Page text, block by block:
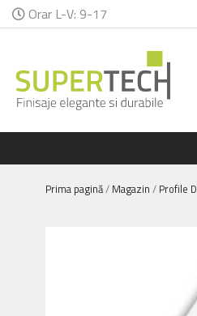
Orar L-V: 9-17
Prima pagină/ Magazin / Profile